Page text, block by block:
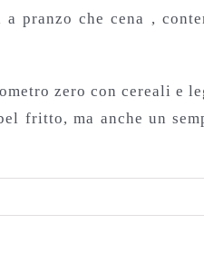
pranzo che cena ,
zero con cereali e
fritto, ma anche un